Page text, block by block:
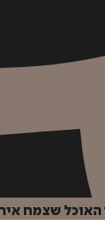
האוכל שצמח